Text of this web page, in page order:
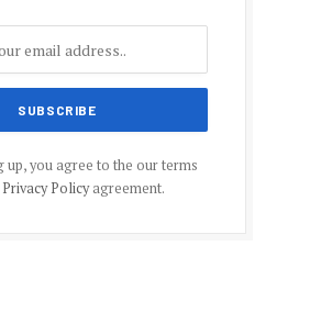
up, you agree to the our terms
Privacy Policyagreement.